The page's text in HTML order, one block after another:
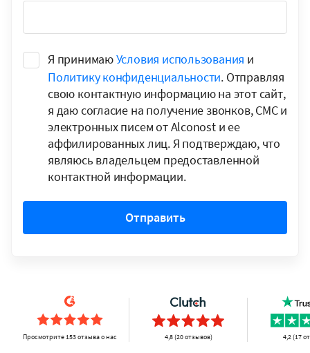
Я принимаюУсловия использования и
Политику конфиденциальности. Отправляя
свою контактную информацию на этот сайт,
я даю согласие на получение звонков, СМС и
электронных писем от Alconost и ее
аффилированных лиц. Я подтверждаю, что
являюсь владельцем предоставленной
контактной информации.
Отправить
Просмотрите 153 отзыва о нас 4,8 (20 отзывов) 4,2 (17